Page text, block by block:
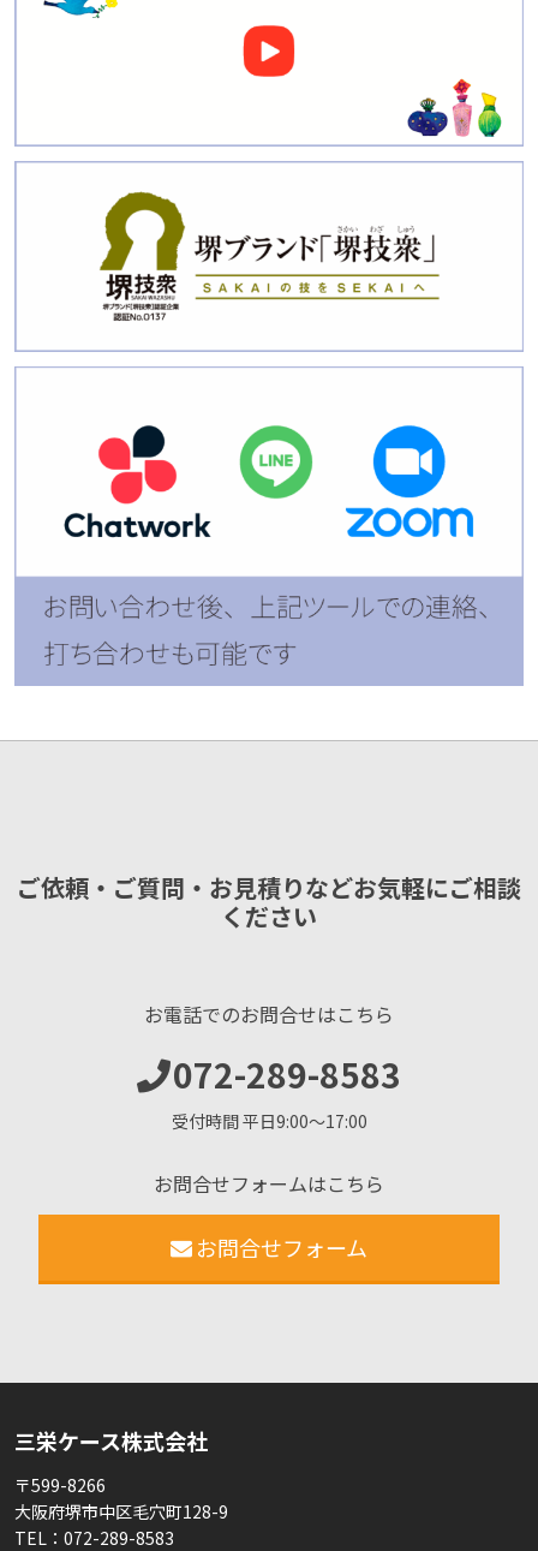
ご依頼・ご質問・お見積りなどお気軽にご相談
ください
お電話でのお問合せはこちら
072-289-8583
受付時間 平日9:00〜17:00
お問合せフォームはこちら
お問合せフォーム
三栄ケース株式会社
〒599-8266
大阪府堺市中区毛穴町128-9
TEL： 072-289-8583